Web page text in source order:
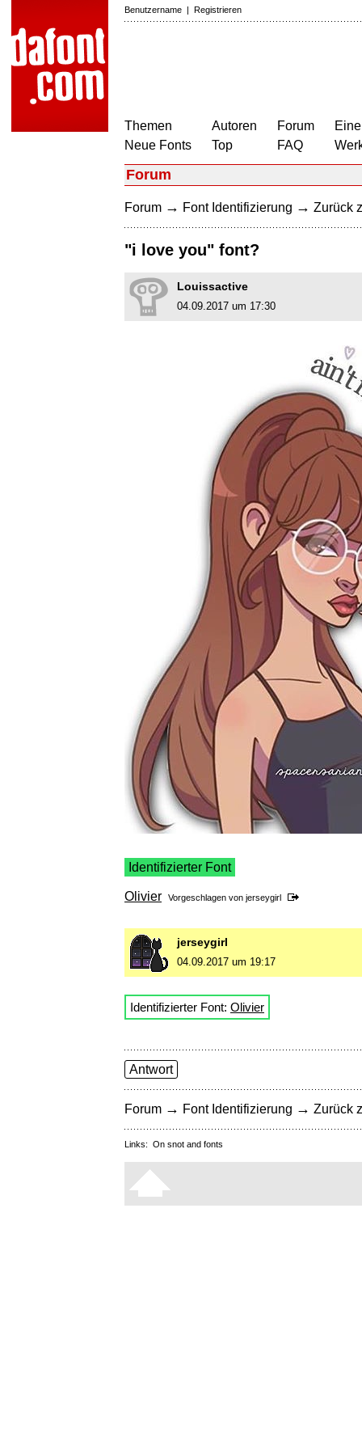
Benutzername | Registrieren
Themen
Neue Fonts
Autoren
Top
Forum
FAQ
Forum
Forum → Font Identifizierung → Zurück
"i love you" font?
Louissactive
04.09.2017 um 17:30
Identifizierter Font
Olivier Vorgeschlagen von jerseygirl
jerseygirl
04.09.2017 um 19:17
Identifizierter Font: Olivier
Antwort
Forum → Font Identifizierung → Zurück
Links: On snot and fonts